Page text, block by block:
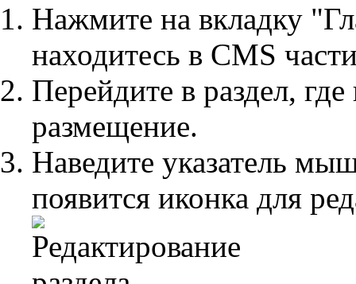
Нажмите на вкладку
находитесь в CMS
Перейдите в раздел,
размещение.
Наведите указатель
появится иконка для